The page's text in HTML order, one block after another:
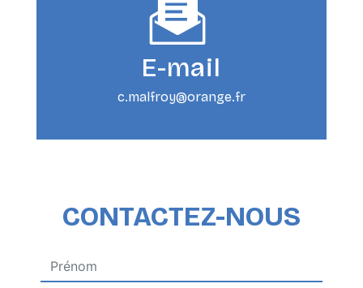
E-mail
c.malfroy@orange.fr
CONTACTEZ-NOUS